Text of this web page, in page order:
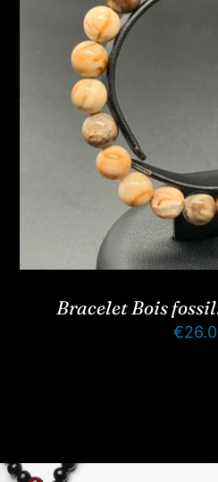
Bracelet Bois
€